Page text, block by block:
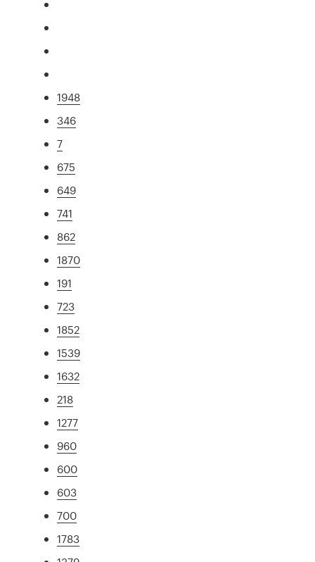
1948
346
7
675
649
741
862
1870
191
723
1852
1539
1632
218
1277
960
600
603
700
1783